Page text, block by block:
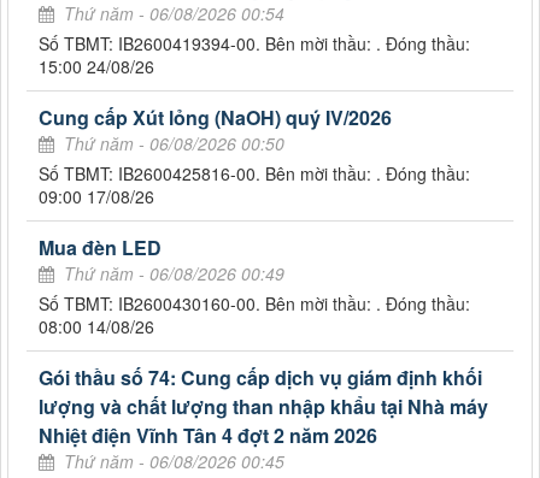
Thứ năm - 06/08/2026 00:54
Số TBMT: IB2600419394-00. Bên mời thầu: . Đóng thầu:
15:00 24/08/26
Cung cấp Xút lỏng (NaOH) quý IV/2026
Thứ năm - 06/08/2026 00:50
Số TBMT: IB2600425816-00. Bên mời thầu: . Đóng thầu:
09:00 17/08/26
Mua đèn LED
Thứ năm - 06/08/2026 00:49
Số TBMT: IB2600430160-00. Bên mời thầu: . Đóng thầu:
08:00 14/08/26
Gói thầu số 74: Cung cấp dịch vụ giám định khối
lượng và chất lượng than nhập khẩu tại Nhà máy
Nhiệt điện Vĩnh Tân 4 đợt 2 năm 2026
Thứ năm - 06/08/2026 00:45